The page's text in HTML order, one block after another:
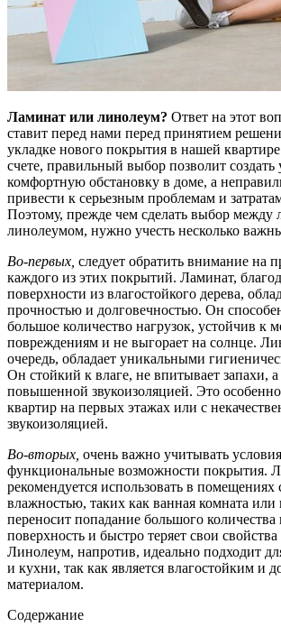
Ламинат или линолеум? Ответ на этот
ставит перед нами перед принятием
укладке нового покрытия в нашей
счете, правильный выбор позволит
комфортную обстановку в доме, а
привести к серьезным проблемам и
Поэтому, прежде чем сделать выбор между
линолеумом, нужно учесть несколько
Во-первых, следует обратить внимание на
каждого из этих покрытий. Ламинат,
поверхности из влагостойкого дерева,
прочностью и долговечностью. Он
большое количество нагрузок, устойчив к
повреждениям и не выгорает на солнце.
очередь, обладает уникальными
Он стойкий к влаге, не впитывает запахи, а
повышенной звукоизоляцией. Это
квартир на первых этажах или с
звукоизоляцией.
Во-вторых, очень важно учитывать
функциональные возможности покрытия.
рекомендуется использовать в помещениях
влажностью, таких как ванная комната
переносит попадание большого количества
поверхность и быстро теряет свои
Линолеум, напротив, идеально подходит
и кухни, так как является влагостойким и
материалом.
Содержание